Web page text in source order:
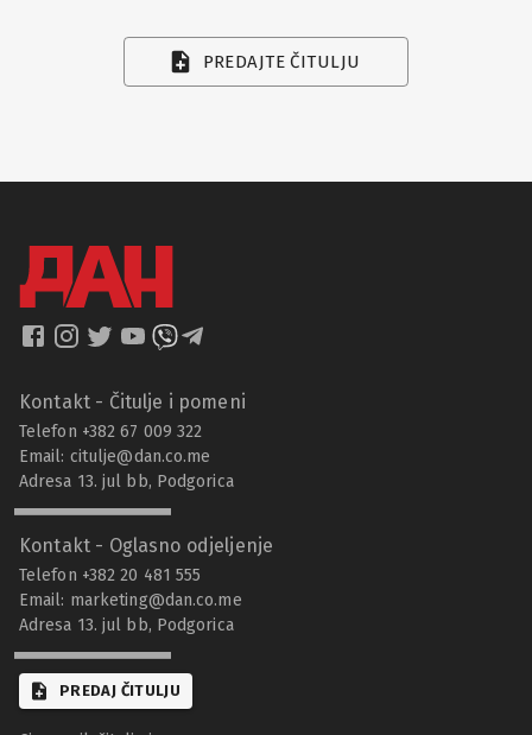
PREDAJTE ČITULJU
Kontakt - Čitulje i pomeni
Telefon +382 67 009 322
Email: citulje@dan.co.me
Adresa 13. jul bb, Podgorica
Kontakt - Oglasno odjeljenje
Telefon +382 20 481 555
Email: marketing@dan.co.me
Adresa 13. jul bb, Podgorica
PREDAJ ČITULJU